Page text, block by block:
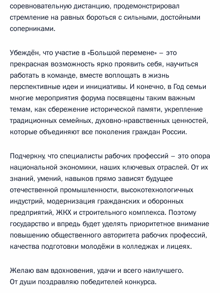
соревновательную дистанцию, продемонстрировал
стремление на равных бороться с сильными, достойными
соперниками.
Убеждён, что участие в «Большой перемене» – это
прекрасная возможность ярко проявить себя, научиться
работать в команде, вместе воплощать в жизнь
перспективные идеи и инициативы. И конечно, в Год семьи
многие мероприятия форума посвящены таким важным
темам, как сбережение исторической памяти, укрепление
традиционных семейных, духовно-нравственных ценностей,
которые объединяют все поколения граждан России.
Подчеркну, что специалисты рабочих профессий – это опора
национальной экономики, наших ключевых отраслей. От их
знаний, умений, навыков прямо зависят будущее
отечественной промышленности, высокотехнологичных
индустрий, модернизация гражданских и оборонных
предприятий, ЖКХ и строительного комплекса. Поэтому
государство и впредь будет уделять приоритетное внимание
повышению общественного авторитета рабочих профессий,
качества подготовки молодёжи в колледжах и лицеях.
Желаю вам вдохновения, удачи и всего наилучшего.
От души поздравляю победителей конкурса.